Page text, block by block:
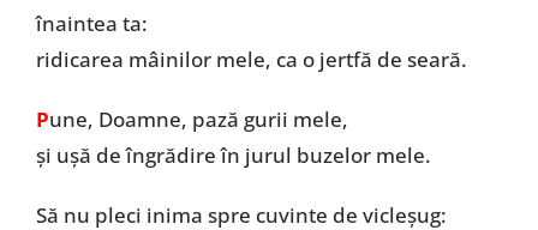
înaintea ta:
ridicarea mâinilor mele, ca o jertfă de seară.
Pune, Doamne, pază gurii mele,
și ușă de îngrădire în jurul buzelor mele.
Să nu pleci inima spre cuvinte de vicleșug: